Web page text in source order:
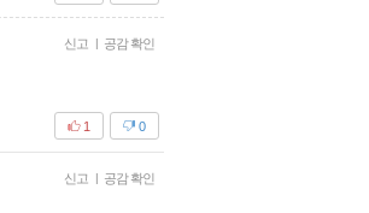
신고 | 공감 확인
0
1
신고 | 공감 확인